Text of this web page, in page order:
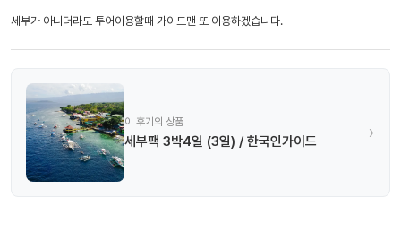
세부가 아니더라도 투어이용할때 가이드맨 또 이용하겠습니다.
이 후기의 상품
세부팩 3박4일 (3일) / 한국인가이드 ›